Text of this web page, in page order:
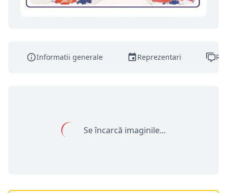
Informatii generale Reprezentari
Se încarcă imaginile...